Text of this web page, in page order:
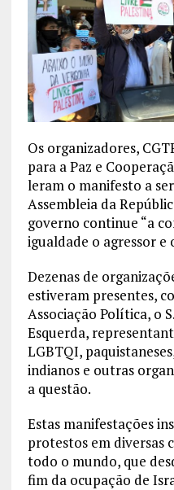
Os organizadores,
para a Paz e
leram o manifesto a
Assembleia da
governo continue “a
igualdade o agressor e
Dezenas de
estiveram presentes,
Associação Política, o
Esquerda,
LGBTQI,
indianos e outras
a questão.
Estas manifestações
protestos em diversas
todo o mundo, que
fim da ocupação de